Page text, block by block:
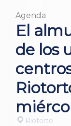
Agenda
El
de los
Riotorto